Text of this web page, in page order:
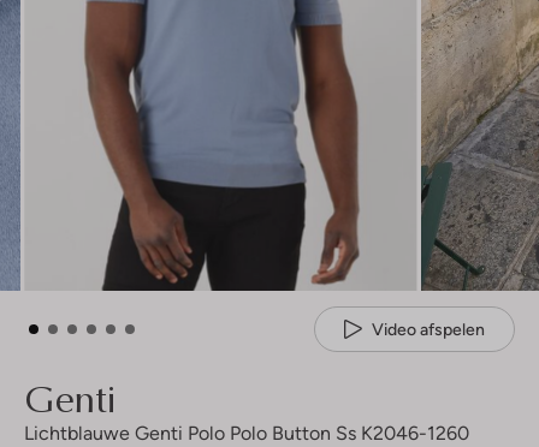
Video afspelen
Genti
Lichtblauwe Genti Polo Polo Button Ss K2046-1260